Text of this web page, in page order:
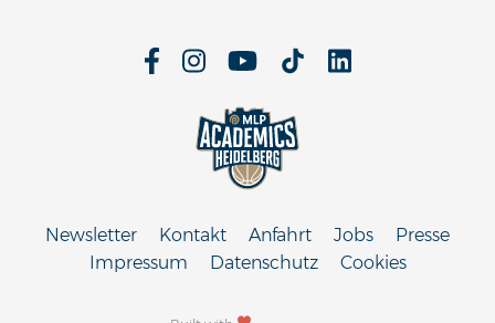
Newsletter Kontakt Anfahrt Jobs
Presse
Impressum
Datenschutz Cookies